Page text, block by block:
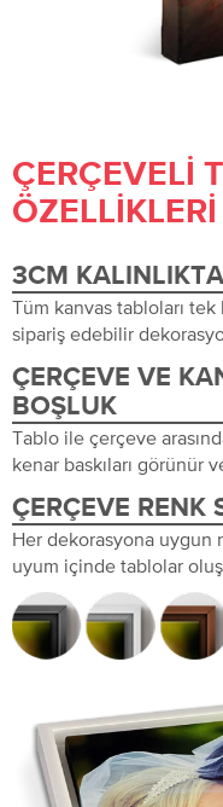
ÇERÇEVELI
ÖZELLIKLERI
3CM
Tüm kanvas tabloları
sipariş edebilir
ÇERÇEVE VE
BOŞLUK
Tablo ile çerçeve
kenar baskıları görünür
ÇERÇEVE RENK
Her dekorasyona uygun
uyum içinde tablolar